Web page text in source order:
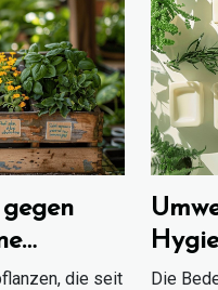
die seit
auf
Die